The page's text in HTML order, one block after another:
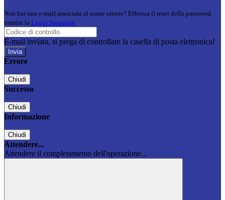
Non hai una e-mail associata al nome utente? Effettua il reset della password
tramite la Login Spaggiari
E-mail inviata, si prega di controllare la casella di posta elettronica!
Errore
Chiudi
Successo
Chiudi
Informazione
Chiudi
Attendere...
Attendere il completamento dell'operazione...